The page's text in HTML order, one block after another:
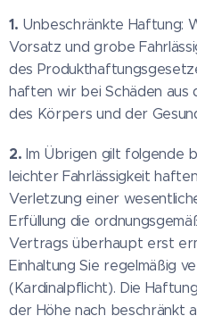
1. Unbeschränkte Haftung:
Vorsatz und grobe
des
haften wir bei Schäden aus
des Körpers und der
2. Im Übrigen gilt folgende
leichter Fahrlässigkeit
Verletzung einer
Erfüllung die
Vertrags überhaupt erst
Einhaltung Sie regelmäßig
(Kardinalpflicht). Die
der Höhe nach beschränkt